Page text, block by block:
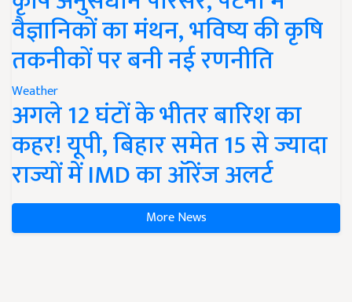
वैज्ञानिकों का मंथन, भविष्य की कृषि
तकनीकों पर बनी नई रणनीति
Weather
अगले 12 घंटों के भीतर बारिश का
कहर! यूपी, बिहार समेत 15 से ज्यादा
राज्यों में IMD का ऑरेंज अलर्ट
More News